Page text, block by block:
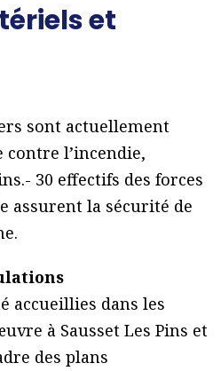
et
sont actuellement
contre l’incendie,
30 effectifs des forces
assurent la sécurité de
accueillies dans les
à Sausset Les Pins et
des plans